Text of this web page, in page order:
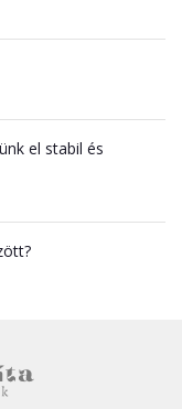
el stabil és